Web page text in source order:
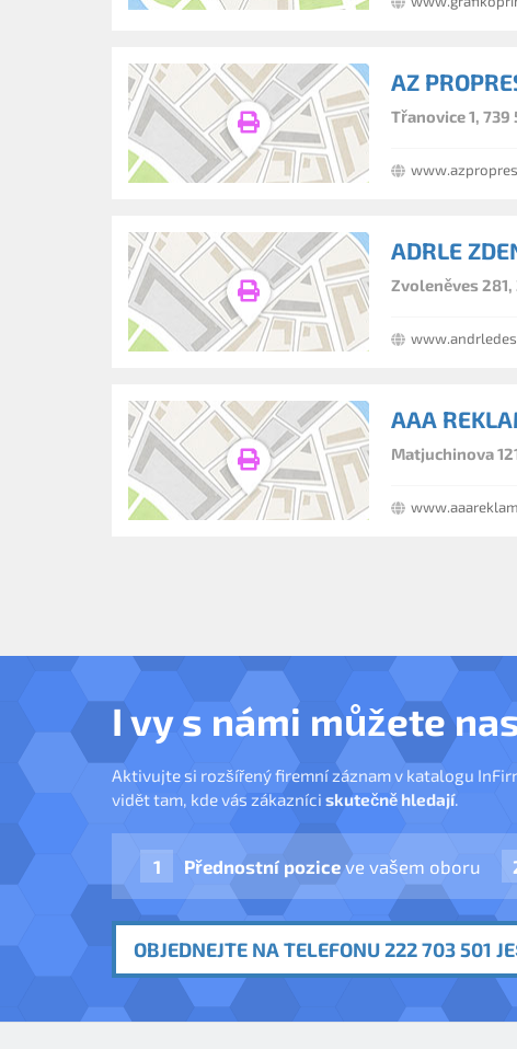
AZ
Třanovice 1, 739
ADRLE
Zvoleněves 281,
AAA
Matjuchinova
I vy s námi můžete
Aktivujte si rozšířený firemní záznam v katalogu
vidět tam, kde vás zákazníci skutečně hledají.
Přednostní poziceve vašem oboru
OBJEDNEJTE NA TELEFONU 222 703 501